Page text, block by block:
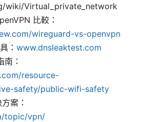
wiki/Virtual_private_network
比較：
wireguard-vs-openvpn
： www.dnsleaktest.com
：
resource-
safety/public-wifi-safety
案：
topic/vpn/